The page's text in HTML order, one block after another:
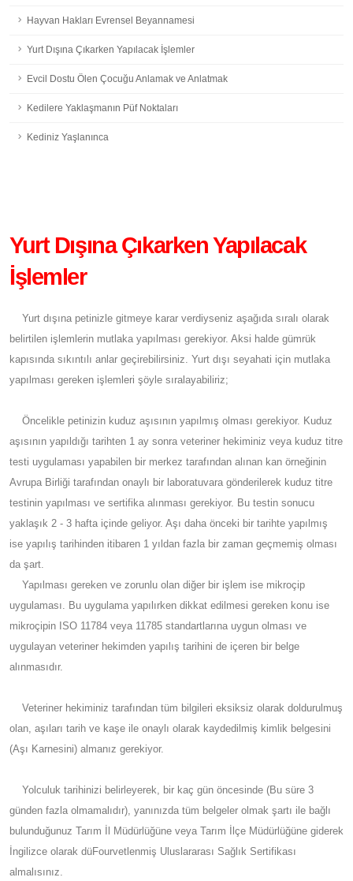
Hayvan Hakları Evrensel Beyannamesi
Yurt Dışına Çıkarken Yapılacak İşlemler
Evcil Dostu Ölen Çocuğu Anlamak ve Anlatmak
Kedilere Yaklaşmanın Püf Noktaları
Kediniz Yaşlanınca
Yurt Dışına Çıkarken Yapılacak
İşlemler
Yurt dışına petinizle gitmeye karar verdiyseniz aşağıda sıralı olarak
belirtilen işlemlerin mutlaka yapılması gerekiyor. Aksi halde gümrük
kapısında sıkıntılı anlar geçirebilirsiniz. Yurt dışı seyahati için mutlaka
yapılması gereken işlemleri şöyle sıralayabiliriz;
Öncelikle petinizin kuduz aşısının yapılmış olması gerekiyor. Kuduz
aşısının yapıldığı tarihten 1 ay sonra veteriner hekiminiz veya kuduz titre
testi uygulaması yapabilen bir merkez tarafından alınan kan örneğinin
Avrupa Birliği tarafından onaylı bir laboratuvara gönderilerek kuduz titre
testinin yapılması ve sertifika alınması gerekiyor. Bu testin sonucu
yaklaşık 2 - 3 hafta içinde geliyor. Aşı daha önceki bir tarihte yapılmış
ise yapılış tarihinden itibaren 1 yıldan fazla bir zaman geçmemiş olması
da şart.
Yapılması gereken ve zorunlu olan diğer bir işlem ise mikroçip
uygulaması. Bu uygulama yapılırken dikkat edilmesi gereken konu ise
mikroçipin ISO 11784 veya 11785 standartlarına uygun olması ve
uygulayan veteriner hekimden yapılış tarihini de içeren bir belge
alınmasıdır.
Veteriner hekiminiz tarafından tüm bilgileri eksiksiz olarak doldurulmuş
olan, aşıları tarih ve kaşe ile onaylı olarak kaydedilmiş kimlik belgesini
(Aşı Karnesini) almanız gerekiyor.
Yolculuk tarihinizi belirleyerek, bir kaç gün öncesinde (Bu süre 3
günden fazla olmamalıdır), yanınızda tüm belgeler olmak şartı ile bağlı
bulunduğunuz Tarım İl Müdürlüğüne veya Tarım İlçe Müdürlüğüne giderek
İngilizce olarak düFourvetlenmiş Uluslararası Sağlık Sertifikası
almalısınız.